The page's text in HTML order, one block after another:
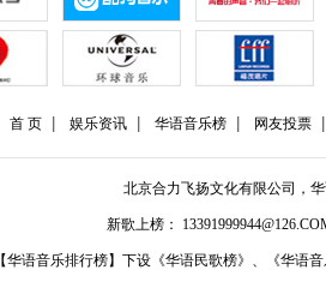
首 页 娱乐资讯 华语音乐榜 网友投票
北京合力飞扬文化有限公司，
新歌上榜：
【华语音乐排行榜】下设《华语民歌榜》、《华语